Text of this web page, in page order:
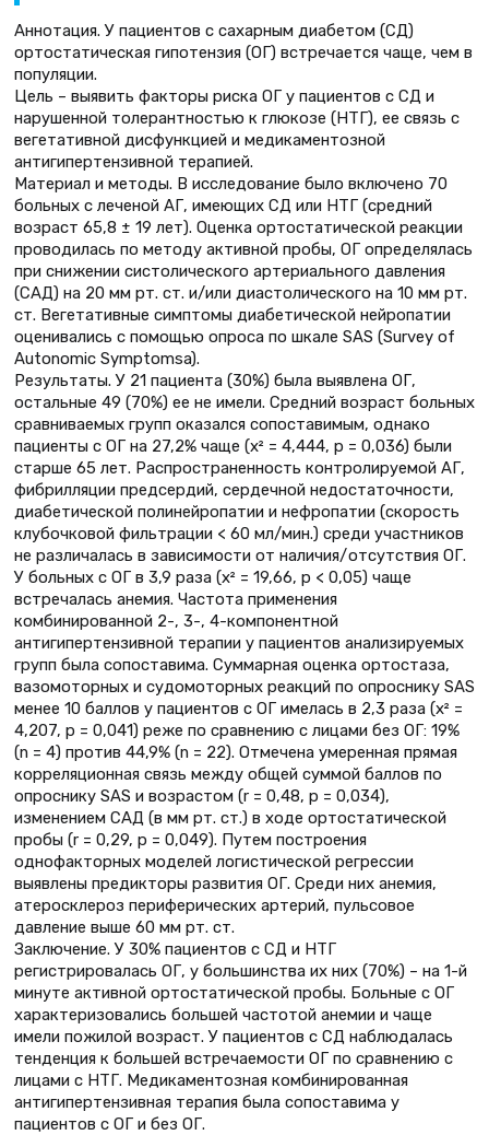
Аннотация. У пациентов с сахарным диабетом (СД)
ортостатическая гипотензия (ОГ) встречается чаще, чем в
популяции.
Цель – выявить факторы риска ОГ у пациентов с СД и
нарушенной толерантностью к глюкозе (НТГ), ее связь с
вегетативной дисфункцией и медикаментозной
антигипертензивной терапией.
Материал и методы. В исследование было включено 70
больных с леченой АГ, имеющих СД или НТГ (средний
возраст 65,8 ± 19 лет). Оценка ортостатической реакции
проводилась по методу активной пробы, ОГ определялась
при снижении систолического артериального давления
(САД) на 20 мм рт. ст. и/или диастолического на 10 мм рт.
ст. Вегетативные симптомы диабетической нейропатии
оценивались с помощью опроса по шкале SAS (Survey of
Autonomic Symptomsa).
Результаты. У 21 пациента (30%) была выявлена ОГ,
остальные 49 (70%) ее не имели. Средний возраст больных
сравниваемых групп оказался сопоставимым, однако
пациенты с ОГ на 27,2% чаще (x² = 4,444, р = 0,036) были
старше 65 лет. Распространенность контролируемой АГ,
фибрилляции предсердий, сердечной недостаточности,
диабетической полинейропатии и нефропатии (скорость
клубочковой фильтрации < 60 мл/мин.) среди участников
не различалась в зависимости от наличия/ отсутствия ОГ.
У больных с ОГ в 3,9 раза (x² = 19,66, р < 0,05) чаще
встречалась анемия. Частота применения
комбинированной 2-, 3-, 4-компонентной
антигипертензивной терапии у пациентов анализируемых
групп была сопоставима. Суммарная оценка ортостаза,
вазомоторных и судомоторных реакций по опроснику SAS
менее 10 баллов у пациентов с ОГ имелась в 2,3 раза (x² =
4,207, р = 0,041) реже по сравнению с лицами без ОГ: 19%
(n = 4) против 44,9% (n = 22). Отмечена умеренная прямая
корреляционная связь между общей суммой баллов по
опроснику SAS и возрастом (r = 0,48, p = 0,034),
изменением САД (в мм рт. ст.) в ходе ортостатической
пробы (r = 0,29, р = 0,049). Путем построения
однофакторных моделей логистической регрессии
выявлены предикторы развития ОГ. Среди них анемия,
атеросклероз периферических артерий, пульсовое
давление выше 60 мм рт. ст.
Заключение. У 30% пациентов с СД и НТГ
регистрировалась ОГ, у большинства их них (70%) – на 1-й
минуте активной ортостатической пробы. Больные с ОГ
характеризовались большей частотой анемии и чаще
имели пожилой возраст. У пациентов с СД наблюдалась
тенденция к большей встречаемости ОГ по сравнению с
лицами с НТГ. Медикаментозная комбинированная
антигипертензивная терапия была сопоставима у
пациентов с ОГ и без ОГ.